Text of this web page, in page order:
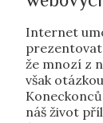
Internet
prezentovat
že mnozí z
však
náš život